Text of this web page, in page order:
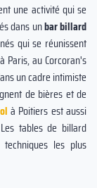
une activité qui se
dans unbar billard
qui se réunissent
Paris, au Corcoran's
un cadre intimiste
de bières et de
à Poitiers est aussi
tables de billard
les plus